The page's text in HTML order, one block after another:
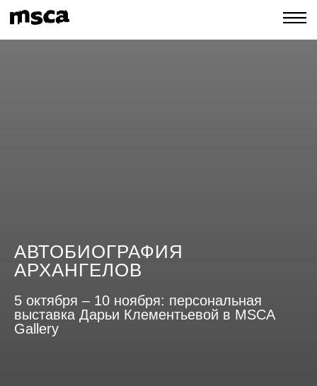
АВТОБИОГРАФИЯ
АРХАНГЕЛОВ
5 октября – 10 ноября: персональная
выставка Дарьи Клементьевой в MSCA
Gallery